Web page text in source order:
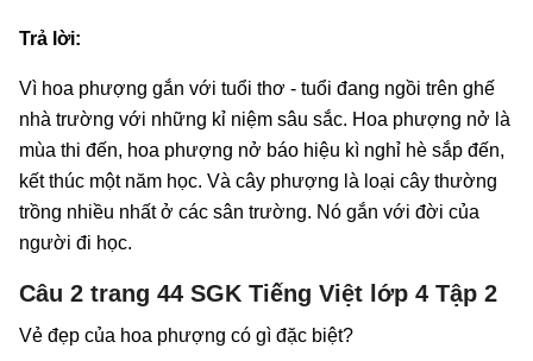
Trả lời:
Vì hoa phượng gắn với tuổi thơ - tuổi đang ngồi trên ghế
nhà trường với những kỉ niệm sâu sắc. Hoa phượng nở là
mùa thi đến, hoa phượng nở báo hiệu kì nghỉ hè sắp đến,
kết thúc một năm học. Và cây phượng là loại cây thường
trồng nhiều nhất ở các sân trường. Nó gắn với đời của
người đi học.
Câu 2 trang 44 SGK Tiếng Việt lớp 4 Tập 2
Vẻ đẹp của hoa phượng có gì đặc biệt?